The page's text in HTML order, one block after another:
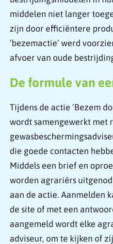
middelen niet langer
zijn door efficiëntere
‘bezemactie’ werd
afvoer van oude
De formule van
Tijdens de actie ‘Bezem
wordt samengewerkt met
die goede contacten
Middels een brief en
worden agrariërs
aan de actie. Aanmelden
de site of met een
aangemeld wordt elke
adviseur, om te kijken of